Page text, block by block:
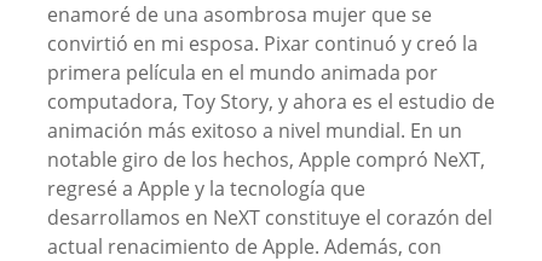
enamoré de una asombrosa mujer que se
convirtió en mi esposa. Pixar continuó y creó la
primera película en el mundo animada por
computadora, Toy Story, y ahora es el estudio de
animación más exitoso a nivel mundial. En un
notable giro de los hechos, Apple compró NeXT,
regresé a Apple y la tecnología que
desarrollamos en NeXT constituye el corazón del
actual renacimiento de Apple. Además, con